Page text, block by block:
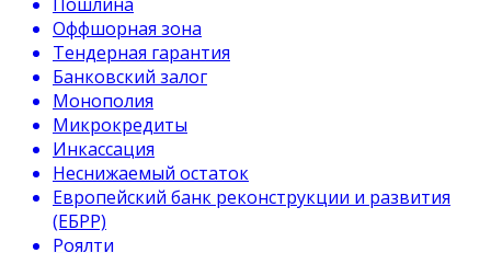
Оффшорная зона
Тендерная гарантия
Банковский залог
Монополия
Микрокредиты
Инкассация
Неснижаемый остаток
Европейский банк реконструкции и развития
(ЕБРР)
Роялти